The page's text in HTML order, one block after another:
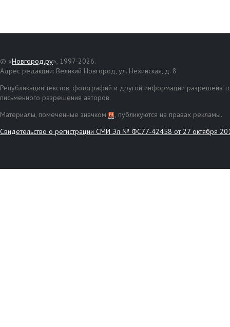
© «Новгород.ру», 1997-2026.
Адрес редакции: Великий Новгород, ул. Нехинская, д. 8
Републикация текстов, фотографий и другой информации разрешена
письменного разрешения авторов.
Материалы, помеченные значком
, публикуются на правах рекламы.
Свидетельство о регистрации СМИ Эл № ФС77-42458 от 27 октября